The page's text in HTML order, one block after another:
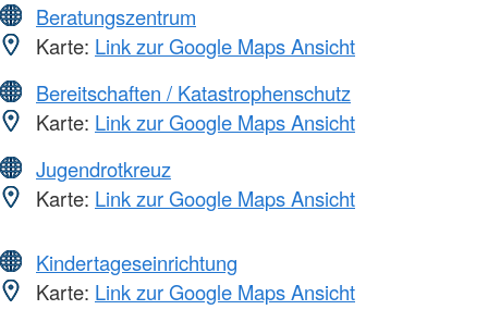
Beratungszentrum
Karte: Link zur Google Maps Ansicht
Bereitschaften / Katastrophenschutz
Karte: Link zur Google Maps Ansicht
Jugendrotkreuz
Karte: Link zur Google Maps Ansicht
Kindertageseinrichtung
Karte: Link zur Google Maps Ansicht